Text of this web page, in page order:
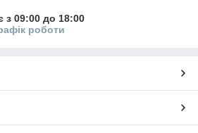
з 09:00 до 18:00
роботи